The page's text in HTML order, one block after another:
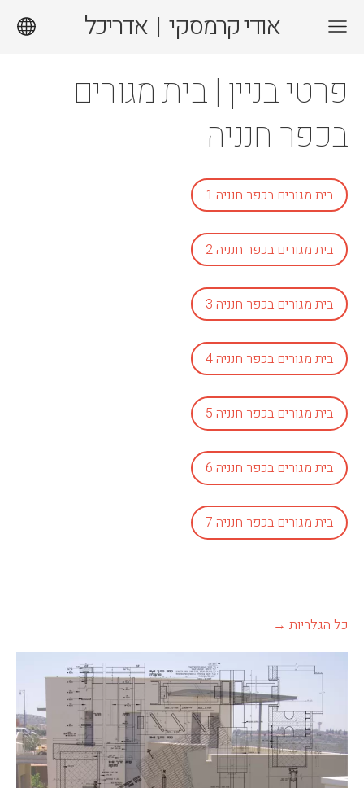
אודי קרמסקי | אדריכל
פרטי בניין | בית מגורים
בכפר חנניה
בית מגורים בכפר חנניה 1
בית מגורים בכפר חנניה 2
בית מגורים בכפר חנניה 3
בית מגורים בכפר חנניה 4
בית מגורים בכפר חנניה 5
בית מגורים בכפר חנניה 6
בית מגורים בכפר חנניה 7
כל הגלריות